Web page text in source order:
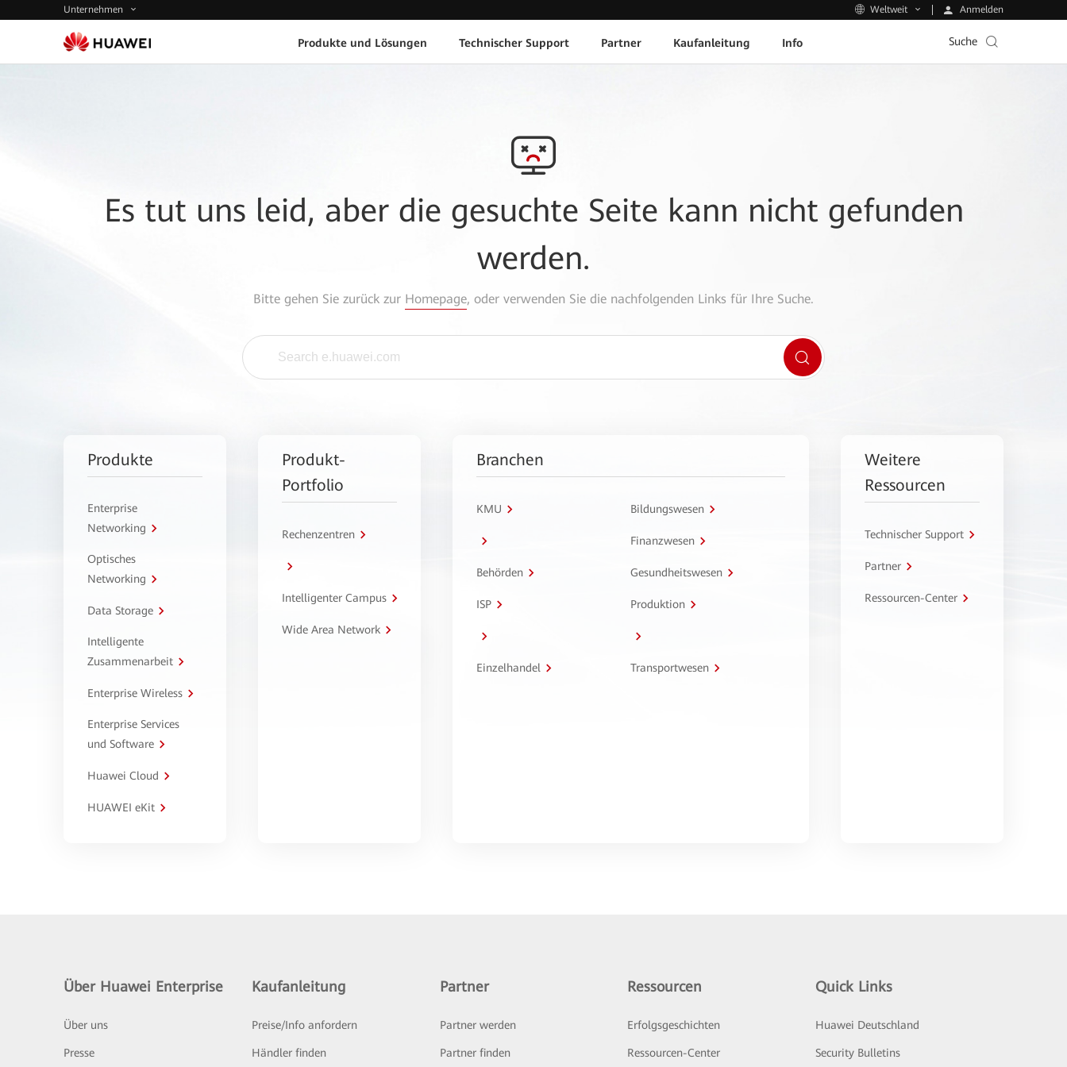
Unternehmen Weltweit Anmelden
Produkte und Lösungen Technischer Support Partner Kaufanleitung Info Suche
Es tut uns leid, aber die gesuchte Seite kann nicht gefunden
werden.
Bitte gehen Sie zurück zur Homepage, oder verwenden Sie die nachfolgenden Links für Ihre Suche.
Produkte
Enterprise
Networking
Optisches
Networking
Data Storage
Intelligente
Zusammenarbeit
Enterprise Wireless
Enterprise Services
und Software
Huawei Cloud
HUAWEI eKit
Produkt-
Portfolio
Rechenzentren
Intelligenter Campus
Wide Area Network
Branchen
KMU Bildungswesen
Finanzwesen
Behörden Gesundheitswesen
ISP Produktion
Einzelhandel Transportwesen
Weitere
Ressourcen
Technischer Support
Partner
Ressourcen-Center
Über Huawei Enterprise
Über uns
Presse
Kaufanleitung
Preise/Info anfordern
Händler finden
Partner
Partner werden
Partner finden
Ressourcen
Erfolgsgeschichten
Ressourcen-Center
Quick Links
Huawei Deutschland
Security Bulletins